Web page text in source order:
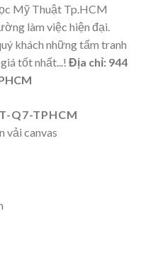
Mỹ Thuật Tp.HCM
làm việc hiện đại.
khách những tấm tranh
tốt nhất...! Địa chỉ: 944
Q7-TPHCM
vải canvas